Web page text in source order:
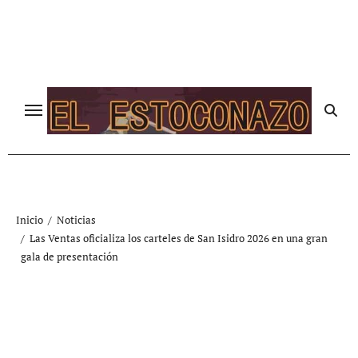
Inicio
Noticias
Las Ventas oficializa los carteles de San Isidro 2026 en una gran
gala de presentación